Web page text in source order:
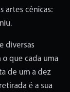
artes cênicas:
diversas
que cada uma
de um a dez
é a sua